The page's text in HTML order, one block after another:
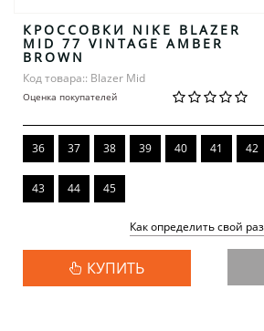
КРОССОВКИ NIKE BLAZER
MID 77 VINTAGE AMBER
BROWN
Код товара:: Blazer Mid
Оценка покупателей
36 37 38 39 40 41 42
43 44 45
Как определить свой
КУПИТЬ